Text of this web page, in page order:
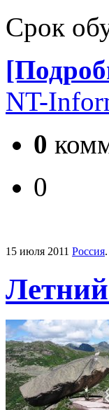
Срок
NT-
0
0
15 июля 2011 Россия.